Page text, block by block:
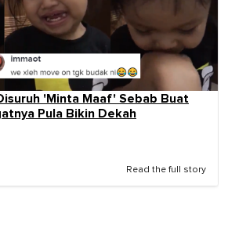
'Minta Maaf' Sebab Buat
Pula Bikin Dekah
Read the full story